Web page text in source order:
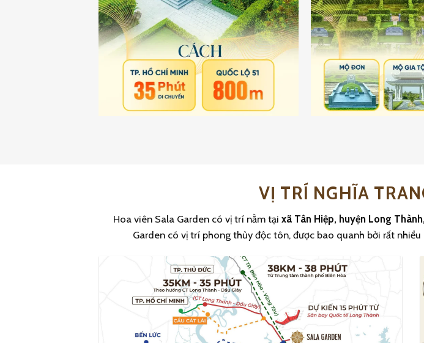
VỊ TRÍ NGHĨA
Hoa viên Sala Garden có vị trí nằm tại xã Tân Hiệp, huyện Long
Garden có vị trí phong thủy độc tôn, được bao quanh bởi rất